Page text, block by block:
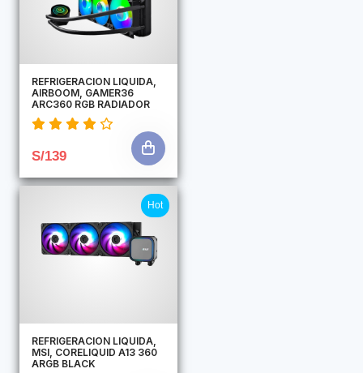
REFRIGERACION LIQUIDA,
AIRBOOM, GAMER36
ARC360 RGB RADIADOR
S/139
Hot
REFRIGERACION LIQUIDA,
MSI, CORELIQUID A13 360
ARGB BLACK